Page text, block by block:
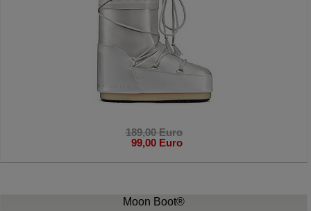
189,00 Euro
99,00 Euro
Moon Boot®